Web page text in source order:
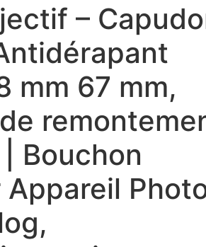
–
mm 67 mm,
| Bouchon